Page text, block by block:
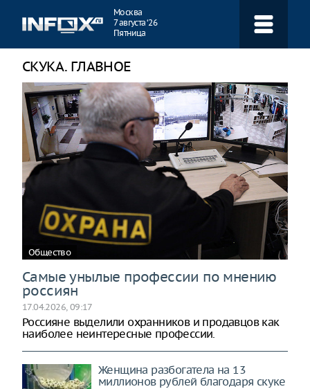
Москва
7 августа ‘26
Пятница
СКУКА. ГЛАВНОЕ
Общество
Самые унылые профессии по мнению
россиян
17.04.2026, 09:17
Россияне выделили охранников и продавцов как
наиболее неинтересные профессии.
Женщина разбогатела на 13
миллионов рублей благодаря скуке